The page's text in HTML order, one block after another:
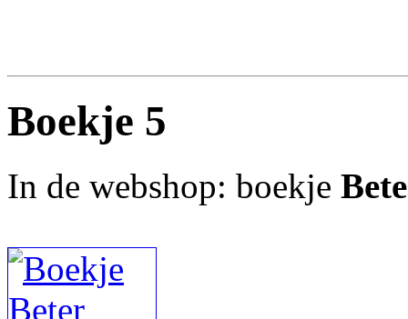
Boekje 5
In de webshop: boekje